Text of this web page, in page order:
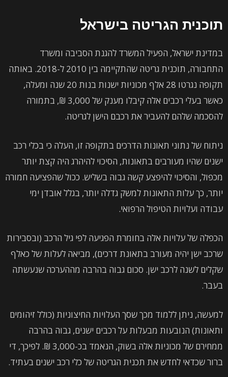
תוכנית הגריטה בישראל
במדינת ישראל, הפעיל המשרד להגנת הסביבה ומשרד
התחבורה, תוכנית גריטה שהתקיימה בין 2010 ל-2018. באותה
תקופה נגרטו 28 אלף מכוניות ישנות בנות 20 שנה ומעלה,
כאשר בעלי רכבים אלה קיבלו מענק של 3,000 ₪, בתמורה
להסכמה שלהם להעביר את רכבם הישן לגריטה.
ניתוח של נתוני תאונות הדרכים בתקופה זו, העלה כי בכלי רכב
ישנים שהיו מעורבים בתאונות, הסיכוי להיהרג היה קצת יותר
מכפול, והסיכוי להיפצע קשה גבוה בשליש. ככול שהפציעה חמורה
יותר, כך עלות התאונות למשק גדלה יותר, בגלל אובדן ימי
עבודה ועלויות הטיפול הרפואי.
הכפלה של עלויות אלה בחומרת הפגיעה לפי גיל הרכב (ובסבירות
שרכב ישן יהיה מעורב בתאונת דרכים), מביאה לעלות של כאלף
שקלים לשנה לרכב ישן. סכום גבוה בהרבה מההערכה שנעשתה
בעבר.
למעשה, ניתן ללמוד מכך שסך העלויות החיצוניות (כולל זיהומים
ותאונות) הנובעות מבעלות על רכבים ישנים, גבוה בהרבה
ממחירם של מכוניות אלה בשוק, הנאמד בכ-3,000 ₪. לפיכך, די
ברור שכדאי לחדש את תכנית הגריטה של כלי רכב ישנים בעתיד.